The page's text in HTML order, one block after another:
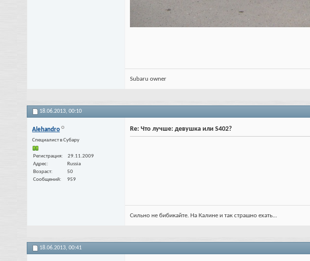
Subaru owner
18.06.2013, 00:10
Alehandro
Специалист в Субару
Регистрация
29.11.2009
Адрес
Russia
Возраст
50
Сообщений
959
Re: Что лучше: девушка или S402?
Сильно не бибикайте. На Калине и так страшно ехать...
18.06.2013, 00:41